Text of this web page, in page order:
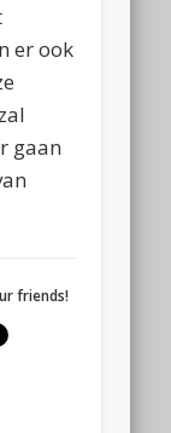
er ook
gaan
friends!